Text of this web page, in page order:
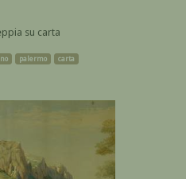
su carta
palermo
carta